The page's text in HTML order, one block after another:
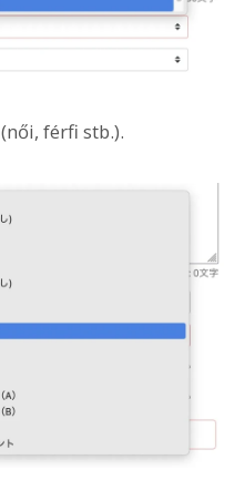
(női, férfi stb.).